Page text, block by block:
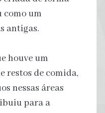
como um
antigas.
houve um
restos de comida,
nessas áreas
para a